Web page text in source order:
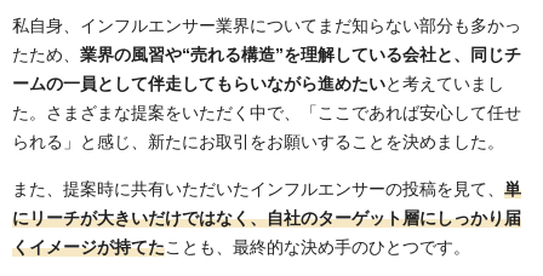
私自身、インフルエンサー業界についてまだ知らない部分も多かっ
たため、 業界の風習や“売れる構造”を理解している会社と、同じチ
ームの一員として伴走してもらいながら進めたいと考えていまし
た。さまざまな提案をいただく中で、「ここであれば安心して任せ
られる」と感じ、新たにお取引をお願いすることを決めました。
また、提案時に共有いただいたインフルエンサーの投稿を見て、 単
にリーチが大きいだけではなく、自社のターゲット層にしっかり届
くイメージが持てたことも、最終的な決め手のひとつです。